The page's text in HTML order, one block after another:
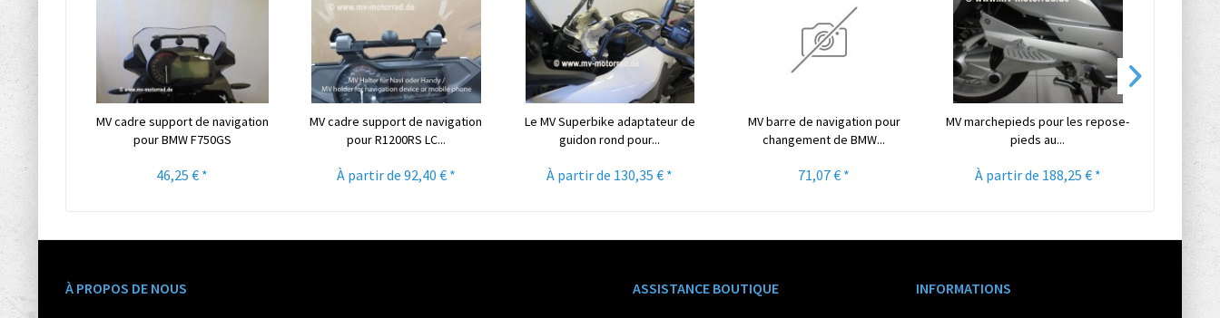
MV cadre support de navigation
pour BMW F750GS
46,25 € *
MV cadre support de navigation
pour R1200RS LC...
À partir de 92,40 € *
Le MV Superbike adaptateur de
guidon rond pour...
À partir de 130,35 € *
MV barre de navigation pour
changement de BMW...
71,07 € *
MV marchepieds pour les repose-
pieds au...
À partir de 188,25 € *
MV
À PROPOS DE NOUS ASSISTANCE BOUTIQUE INFORMATIONS